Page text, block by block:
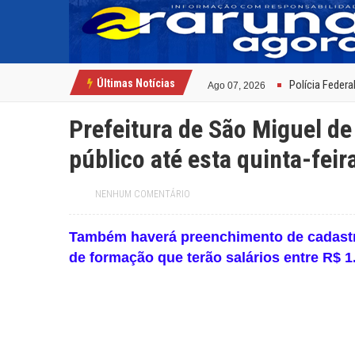
Últimas Notícias
Jul 07, 2026 ExpoSerra
Câmara
Ago 07, 2026 Polícia
Ago 04, 2026 Secretaria
Ago 03, 2026 Paraíba tem
Jul 23, 2026 Paraíba tem
Jul 19, 2026 Prefeitura
Ago 08, 2026 Câmara
Prefeitura de São Miguel
público até esta quinta-
NENHUM COMENTÁRIO
Também haverá preenchimento de
de formação que terão salários entre R$